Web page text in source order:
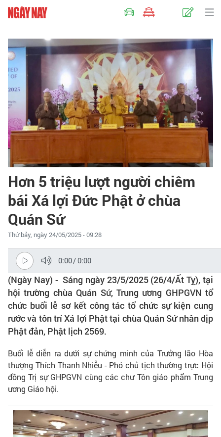
Hơn 5 triệu lượt người chiêm
bái Xá lợi Đức Phật ở chùa
Quán Sứ
Thứ bảy, ngày 24/05/2025 - 09:28
0:00/0:00
(Ngày Nay) - Sáng ngày 23/5/2025 (26/4/Ất Tỵ), tại
hội trường chùa Quán Sứ, Trung ương GHPGVN tổ
chức buổi lễ sơ kết công tác tổ chức sự kiện cung
rước và tôn trí Xá lợi Phật tại chùa Quán Sứ nhân dịp
Phật đản, Phật lịch 2569.
Buổi lễ diễn ra dưới sự chứng minh của Trưởng lão Hòa
thượng Thích Thanh Nhiễu - Phó chủ tịch thường trực Hội
đồng Trị sự GHPGVN cùng các chư Tôn giáo phẩm Trung
ương Giáo hội.